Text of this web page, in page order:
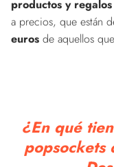
productos y
a precios, que están
euros de aquellos
¿En qué
popsockets